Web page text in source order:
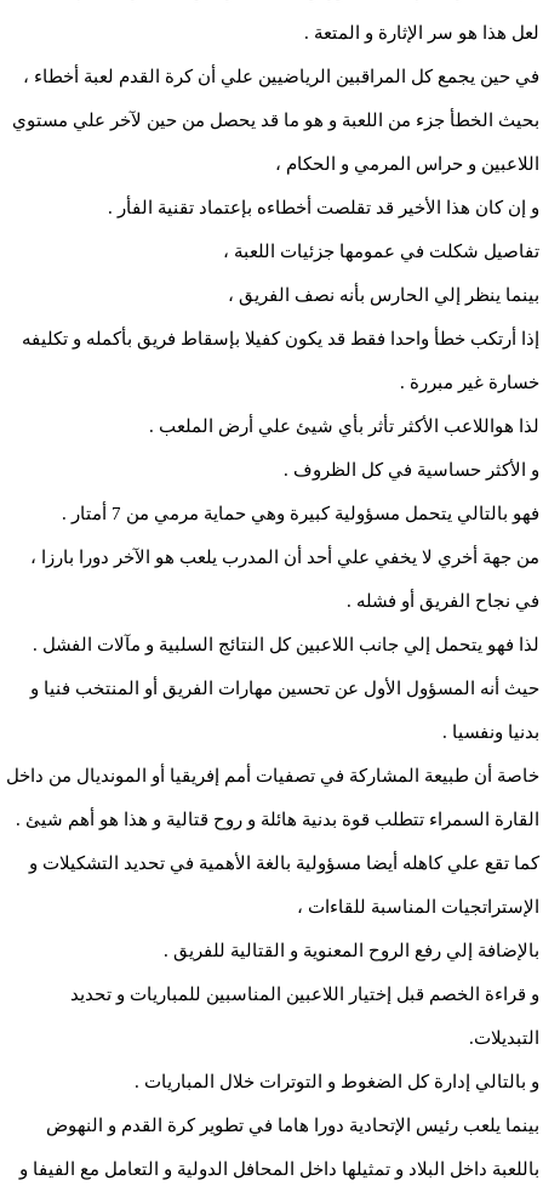
لعل هذا هو سر الإثارة و المتعة .
في حين يجمع كل المراقبين الرياضيين علي أن كرة القدم لعبة أخطاء ،
بحيث الخطأ جزء من اللعبة و هو ما قد يحصل من حين لآخر علي مستوي
اللاعبين و حراس المرمي و الحكام ،
و إن كان هذا الأخير قد تقلصت أخطاءه بإعتماد تقنية الفأر .
تفاصيل شكلت في عمومها جزئيات اللعبة ،
بينما ينظر إلي الحارس بأنه نصف الفريق ،
إذا أرتكب خطأ واحدا فقط قد يكون كفيلا بإسقاط فريق بأكمله و تكليفه
خسارة غير مبررة .
لذا هواللاعب الأكثر تأثر بأي شيئ علي أرض الملعب .
و الأكثر حساسية في كل الظروف .
فهو بالتالي يتحمل مسؤولية كبيرة وهي حماية مرمي من 7 أمتار .
من جهة أخري لا يخفي علي أحد أن المدرب يلعب هو الآخر دورا بارزا ،
في نجاح الفريق أو فشله .
لذا فهو يتحمل إلي جانب اللاعبين كل النتائج السلبية و مآلات الفشل .
حيث أنه المسؤول الأول عن تحسين مهارات الفريق أو المنتخب فنيا و
بدنيا ونفسيا .
خاصة أن طبيعة المشاركة في تصفيات أمم إفريقيا أو المونديال من داخل
القارة السمراء تتطلب قوة بدنية هائلة و روح قتالية و هذا هو أهم شيئ .
كما تقع علي كاهله أيضا مسؤولية بالغة الأهمية في تحديد التشكيلات و
الإستراتجيات المناسبة للقاءات ،
بالإضافة إلي رفع الروح المعنوية و القتالية للفريق .
و قراءة الخصم قبل إختيار اللاعبين المناسبين للمباريات و تحديد
التبديلات.
و بالتالي إدارة كل الضغوط و التوترات خلال المباريات .
بينما يلعب رئيس الإتحادية دورا هاما في تطوير كرة القدم و النهوض
باللعبة داخل البلاد و تمثيلها داخل المحافل الدولية و التعامل مع الفيفا و